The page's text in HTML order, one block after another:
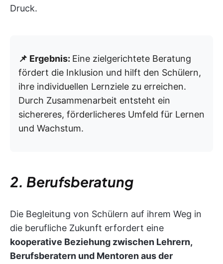
Druck.
📌 Ergebnis: Eine zielgerichtete Beratung
fördert die Inklusion und hilft den Schülern,
ihre individuellen Lernziele zu erreichen.
Durch Zusammenarbeit entsteht ein
sichereres, förderlicheres Umfeld für Lernen
und Wachstum.
2. Berufsberatung
Die Begleitung von Schülern auf ihrem Weg in
die berufliche Zukunft erfordert eine
kooperative Beziehung zwischen Lehrern,
Berufsberatern und Mentoren aus der